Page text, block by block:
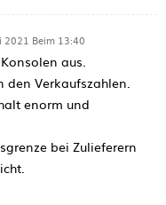
2021 Beim 13:40
aus.
den Verkaufszahlen.
enorm und
bei Zulieferern